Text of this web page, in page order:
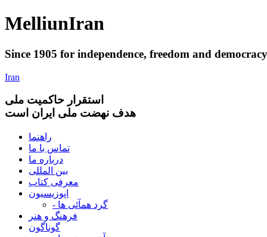
MelliunIran
Since 1905 for independence, freedom and democracy
Iran
استقرار حاکميت ملی
هدف نهضت ملی ایران است
راهنما
تماس با ما
درباره ما
بین المللی
معرفی کتاب
اپوزیسیون
- گرد همآئی ها
فرهنگ و هنر
گوناگون